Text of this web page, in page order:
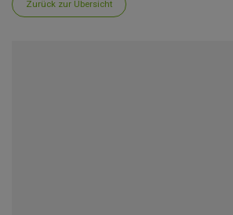
Zurück zur Übersicht